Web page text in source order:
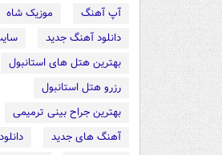
آپ آهنگ
موزیک شاه
دانلود آهنگ جدید
بهترین هتل های استانبول
رزرو هتل استانبول
بهترین جراح بینی ترمیمی
آهنگ های جدید